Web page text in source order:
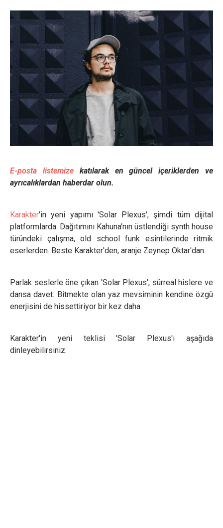
E-posta listemizekatılarak en güncel içeriklerden ve
ayrıcalıklardan haberdar olun.
Karakter'in yeni yapımı 'Solar Plexus', şimdi tüm dijital
platformlarda. Dağıtımını Kahuna'nın üstlendiği synth house
türündeki çalışma, old school funk esintilerinde ritmik
eserlerden. Beste Karakter'den, aranje Zeynep Oktar'dan.
Parlak seslerle öne çıkan 'Solar Plexus', sürreal hislere ve
dansa davet. Bitmekte olan yaz mevsiminin kendine özgü
enerjisini de hissettiriyor bir kez daha.
Karakter'in yeni teklisi 'Solar Plexus'ı aşağıda
dinleyebilirsiniz.